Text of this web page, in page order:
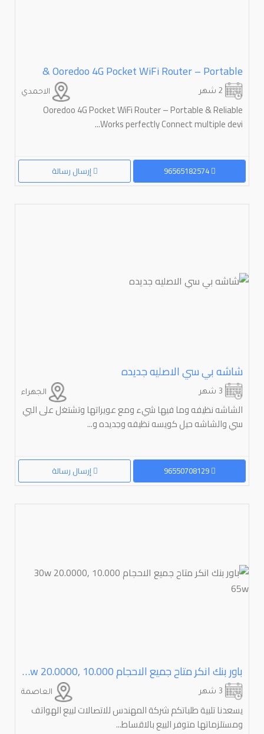
Ooredoo 4G Pocket WiFi Router – Portable &
الاحمدي
Ooredoo 4G Pocket WiFi Router – Portable & Reliable
Works perfectly Connect multiple devi...
إرسال رسالة 96565182574
شاشه بي سي الاصليه جديده
الجهراء
الشاشه نظيفه وما فيها شيء ومع عويراتها وتشتغل على البي
سي والشاشه حيل كويسه نظيفه وجديده و...
إرسال رسالة 96550708129
باور بنك انكر متاح جميع الاحجام ⁦⁦10.000⁩⁩ ,⁦⁦20.0000⁩⁩ ⁦⁦30w⁩⁩ ⁦⁦65w⁩⁩
العاصمة
يسعدنا تلبية طلباتكم شركة المهندس للاتصالات لبيع الهواتف
ومستلزماتها متوفر البيع بالاقساط...